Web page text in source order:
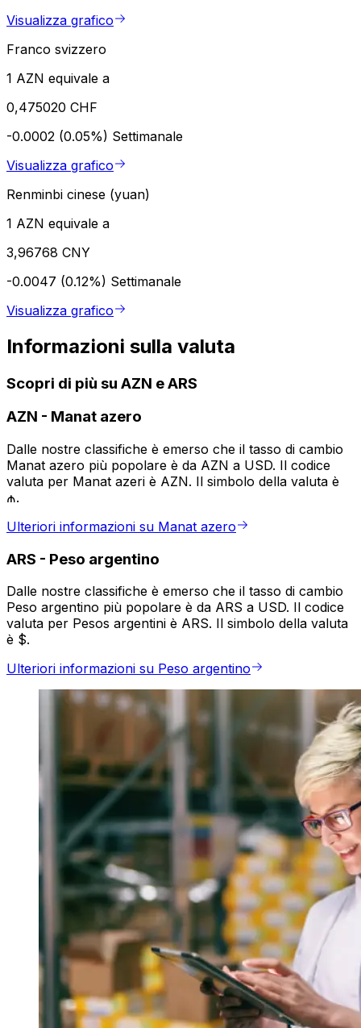
Visualizza grafico
Franco svizzero
1 AZN equivale a
0,475020 CHF
-0.0002 (0.05%) Settimanale
Visualizza grafico
Renminbi cinese (yuan)
1 AZN equivale a
3,96768 CNY
-0.0047 (0.12%) Settimanale
Visualizza grafico
Informazioni sulla valuta
Scopri di più su AZN e ARS
AZN - Manat azero
Dalle nostre classifiche è emerso che il tasso di cambio
Manat azero più popolare è da AZN a USD. Il codice
valuta per Manat azeri è AZN. Il simbolo della valuta è
₼.
Ulteriori informazioni su Manat azero
ARS - Peso argentino
Dalle nostre classifiche è emerso che il tasso di cambio
Peso argentino più popolare è da ARS a USD. Il codice
valuta per Pesos argentini è ARS. Il simbolo della valuta
è $.
Ulteriori informazioni su Peso argentino